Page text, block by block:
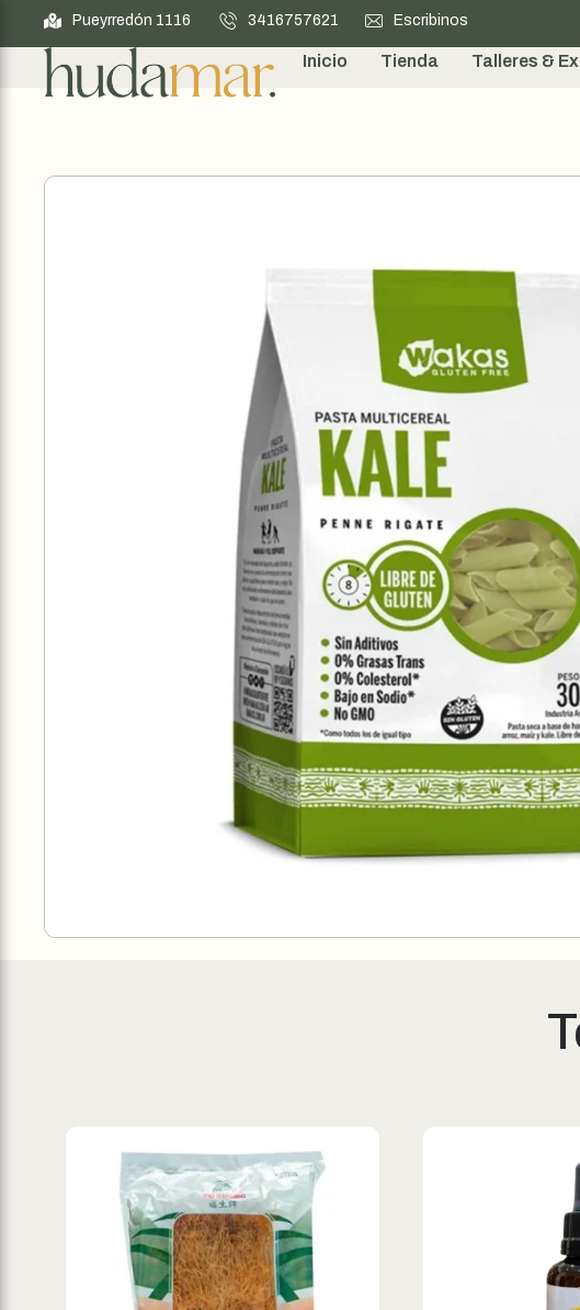
Pueyrredón 1116 3416757621 Escribinos
Inicio Tienda Talleres &